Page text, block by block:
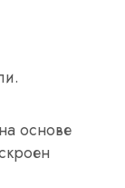
основе